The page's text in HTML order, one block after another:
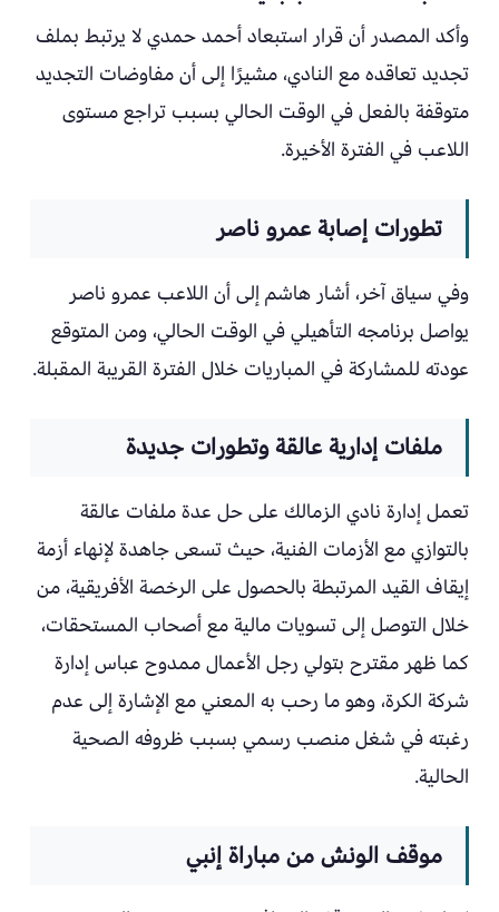
وأكد المصدر أن قرار استبعاد أحمد حمدي لا يرتبط بملف
تجديد تعاقده مع النادي، مشيرًا إلى أن مفاوضات التجديد
متوقفة بالفعل في الوقت الحالي بسبب تراجع مستوى
اللاعب في الفترة الأخيرة.
تطورات إصابة عمرو ناصر
وفي سياق آخر، أشار هاشم إلى أن اللاعب عمرو ناصر
يواصل برنامجه التأهيلي في الوقت الحالي، ومن المتوقع
عودته للمشاركة في المباريات خلال الفترة القريبة المقبلة.
ملفات إدارية عالقة وتطورات جديدة
تعمل إدارة نادي الزمالك على حل عدة ملفات عالقة
بالتوازي مع الأزمات الفنية، حيث تسعى جاهدة لإنهاء أزمة
إيقاف القيد المرتبطة بالحصول على الرخصة الأفريقية، من
خلال التوصل إلى تسويات مالية مع أصحاب المستحقات،
كما ظهر مقترح بتولي رجل الأعمال ممدوح عباس إدارة
شركة الكرة، وهو ما رحب به المعني مع الإشارة إلى عدم
رغبته في شغل منصب رسمي بسبب ظروفه الصحية
الحالية.
موقف الونش من مباراة إنبي